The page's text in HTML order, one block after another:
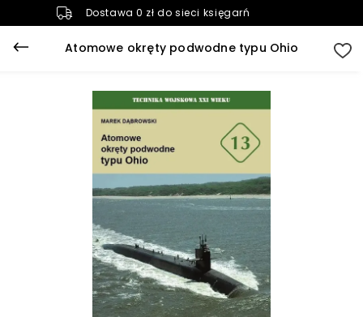
Dostawa 0 zł do sieci księgarń
Atomowe okręty podwodne typu Ohio